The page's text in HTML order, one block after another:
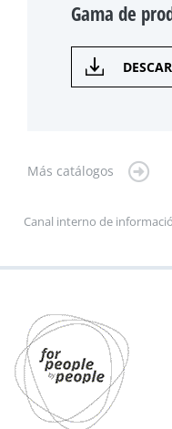
Gama de
Más catálogos
Canal interno de